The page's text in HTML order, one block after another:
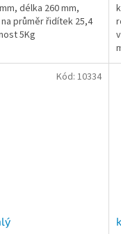
délka 260 mm,
průměr řidítek 25,4
5Kg
Kód: 10334